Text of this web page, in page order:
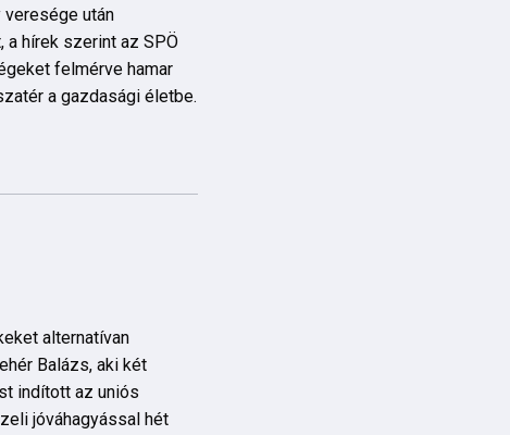
veresége után
hírek szerint az SPÖ
felmérve hamar
a gazdasági életbe.
alternatívan
Balázs, aki két
indított az uniós
jóváhagyással hét